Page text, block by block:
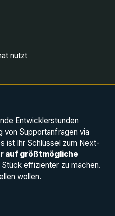
nutzt
Entwicklerstunden
von Supportanfragen via
ist Ihr Schlüssel zum Next-
auf größtmögliche
effizienter zu machen.
wollen.